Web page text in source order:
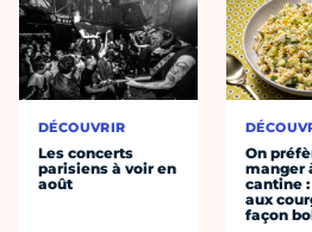
DÉCOUVRIR
Les concerts
parisiens à voir en
août
On
manger
cantine
aux
façon